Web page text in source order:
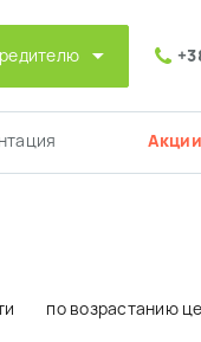
Акции
по возрастанию